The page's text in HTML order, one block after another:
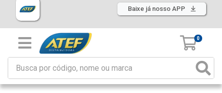
Baixe já nosso APP
0